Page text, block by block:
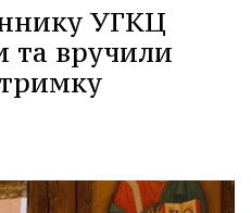
УГКЦ
та вручили